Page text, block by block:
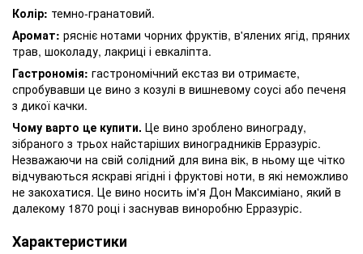
Колір: темно-гранатовий.
Аромат: рясніє нотами чорних фруктів, в'ялених ягід, пряних
трав, шоколаду, лакриці і евкаліпта.
Гастрономія: гастрономічний екстаз ви отримаєте,
спробувавши це вино з козулі в вишневому соусі або печеня
з дикої качки.
Чому варто це купити. Це вино зроблено винограду,
зібраного з трьох найстаріших виноградників Ерразуріс.
Незважаючи на свій солідний для вина вік, в ньому ще чітко
відчуваються яскраві ягідні і фруктові ноти, в які неможливо
не закохатися. Це вино носить ім'я Дон Максиміано, який в
далекому 1870 році і заснував виноробню Ерразуріс.
Характеристики